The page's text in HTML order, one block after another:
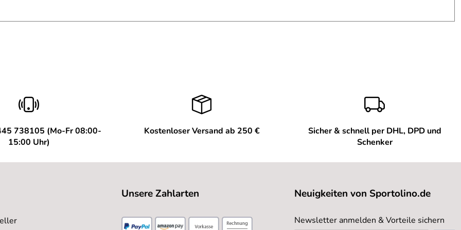
befährt.
Schnee. Abwicklung alles prima.
738105 (Mo-Fr 08:00-
15:00 Uhr)
Kostenloser Versand ab 250 €
Sicher & schnell per DHL, DPD und
Schenker
Unsere Zahlarten Neuigkeiten von Sportolino.de
Newsletter anmelden & Vorteile sichern